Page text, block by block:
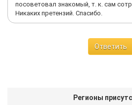
посоветовал знакомый, т. к. сам
Никаких претензий. Спасибо.
Ответить
Регионы